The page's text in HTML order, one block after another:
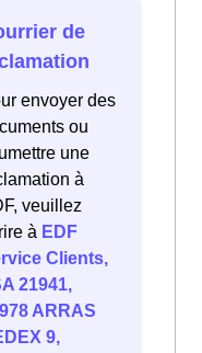
de
envoyer des
ou
une
à
veuillez
à EDF
Clients,
21941,
ARRAS
9,